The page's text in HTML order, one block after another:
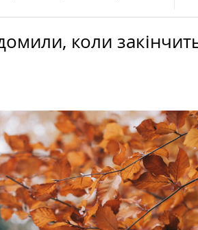
коли